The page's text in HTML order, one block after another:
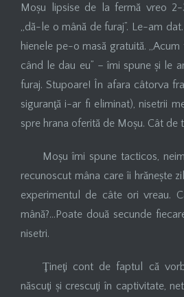
Moșu lipsise de la fermă vreo 2-
„dă-le o mână de furaj”. Le-am
hienele pe-o masă gratuită.
când le dau eu” – îmi spune și le
furaj. Stupoare! În afara câtorva
siguranţă i-ar fi eliminat), nisetrii
spre hrana oferită de Moșu. Cât de
Moșu îmi spune tacticos,
recunoscut mâna care îi hrănește
experimentul de câte ori vreau.
mână?…Poate două secunde
nisetri.
Ţineţi cont de faptul că
născuţi și crescuţi în captivitate,